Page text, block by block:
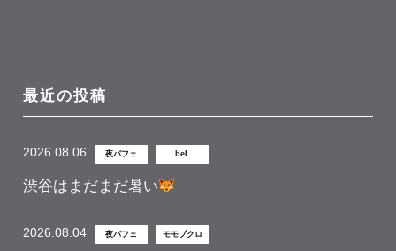
最近の投稿
2026.08.06 夜パフェ beL
渋谷はまだまだ暑い
2026.08.04 夜パフェ モモブクロ